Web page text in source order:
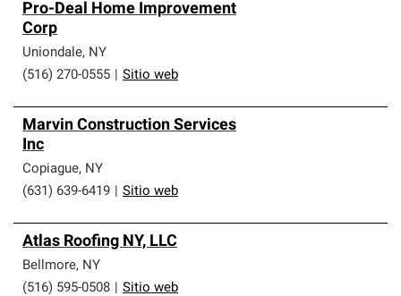
Pro-Deal Home Improvement
Corp
Uniondale, NY
(516) 270-0555
Sitio web
Marvin Construction Services
Inc
Copiague, NY
(631) 639-6419
Sitio web
Atlas Roofing NY, LLC
Bellmore, NY
(516) 595-0508
Sitio web